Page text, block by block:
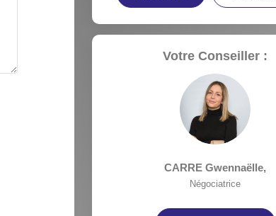
Votre Conseiller :
CARRE Gwennaëlle,
Négociatrice